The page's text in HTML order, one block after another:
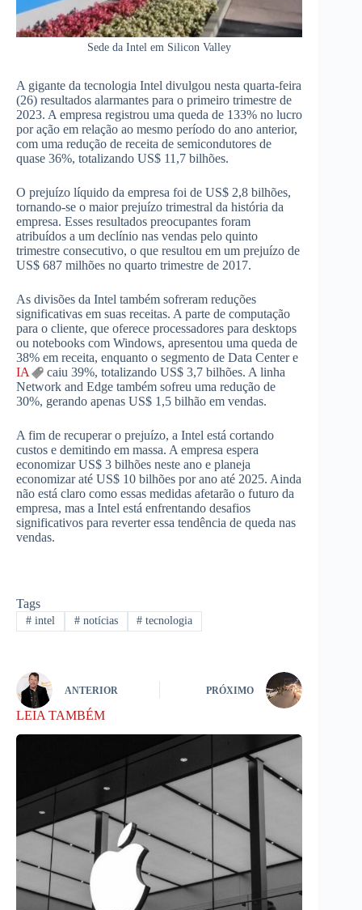
Sede da Intel em Silicon Valley
A gigante da tecnologia Intel divulgou nesta quarta-feira
(26) resultados alarmantes para o primeiro trimestre de
2023. A empresa registrou uma queda de 133% no lucro
por ação em relação ao mesmo período do ano anterior,
com uma redução de receita de semicondutores de
quase 36%, totalizando US$ 11,7 bilhões.
O prejuízo líquido da empresa foi de US$ 2,8 bilhões,
tornando-se o maior prejuízo trimestral da história da
empresa. Esses resultados preocupantes foram
atribuídos a um declínio nas vendas pelo quinto
trimestre consecutivo, o que resultou em um prejuízo de
US$ 687 milhões no quarto trimestre de 2017.
As divisões da Intel também sofreram reduções
significativas em suas receitas. A parte de computação
para o cliente, que oferece processadores para desktops
ou notebooks com Windows, apresentou uma queda de
38% em receita, enquanto o segmento de Data Center e
IA
caiu 39%, totalizando US$ 3,7 bilhões. A linha
Network and Edge também sofreu uma redução de
30%, gerando apenas US$ 1,5 bilhão em vendas.
A fim de recuperar o prejuízo, a Intel está cortando
custos e demitindo em massa. A empresa espera
economizar US$ 3 bilhões neste ano e planeja
economizar até US$ 10 bilhões por ano até 2025. Ainda
não está claro como essas medidas afetarão o futuro da
empresa, mas a Intel está enfrentando desafios
significativos para reverter essa tendência de queda nas
vendas.
Tags
#intel #notícias # tecnologia
ANTERIOR PRÓXIMO
LEIA TAMBÉM